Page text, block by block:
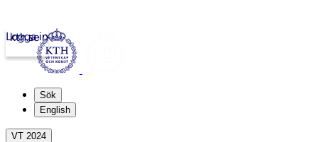
kth.se
Logga in
Sök
English
VT 2024